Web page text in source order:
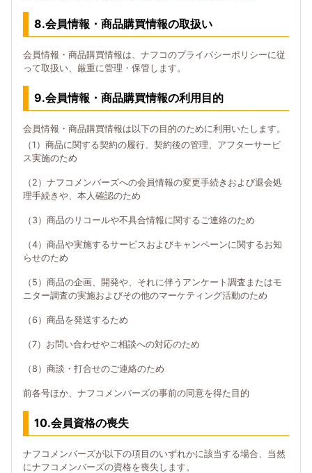
8.会員情報・商品購買情報の取扱い
会員情報・商品購買情報は、ナフコのプライバシーポリシーに従
って取扱い、厳重に管理・保管します。
9.会員情報・商品購買情報の利用目的
会員情報・商品購買情報は以下の目的のために利用いたします。
（1）商品に関する契約の履行、契約後の管理、アフターサービ
ス実施のため
（2）ナフコメンバーズへの会員情報の変更手続きおよび退会処
理手続きや、本人確認のため
（3）商品のリコールや不具合情報に関するご連絡のため
（4）商品や実施するサービスおよびキャンペーンに関するお知
らせのため
（5）商品の企画、開発や、それに伴うアンケート調査またはモ
ニター調査の実施およびその他のマーケティング活動のため
（6）商品を発送するため
（7）お問い合わせやご相談への対応のため
（8）商談・打合せのご連絡のため
前各号ほか、ナフコメンバーズの事前の同意を得た目的
10.会員資格の喪失
ナフコメンバーズが以下の項目のいずれかに該当する場合、当然
にナフコメンバーズの資格を喪失します。